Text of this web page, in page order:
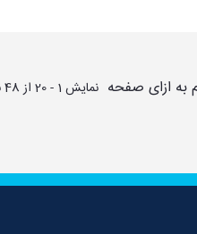
نمایش 1 - 20 از 48 نتیجه